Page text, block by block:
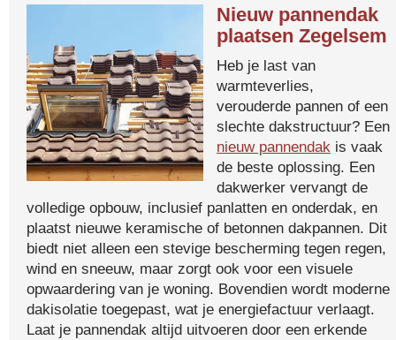
Nieuw pannendak
plaatsen Zegelsem
Heb je last van
warmteverlies,
verouderde pannen of een
slechte dakstructuur? Een
nieuw pannendak is vaak
de beste oplossing. Een
dakwerker vervangt de
volledige opbouw, inclusief panlatten en onderdak, en
plaatst nieuwe keramische of betonnen dakpannen. Dit
biedt niet alleen een stevige bescherming tegen regen,
wind en sneeuw, maar zorgt ook voor een visuele
opwaardering van je woning. Bovendien wordt moderne
dakisolatie toegepast, wat je energiefactuur verlaagt.
Laat je pannendak altijd uitvoeren door een erkende